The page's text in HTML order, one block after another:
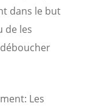
dans le but
de les
Les